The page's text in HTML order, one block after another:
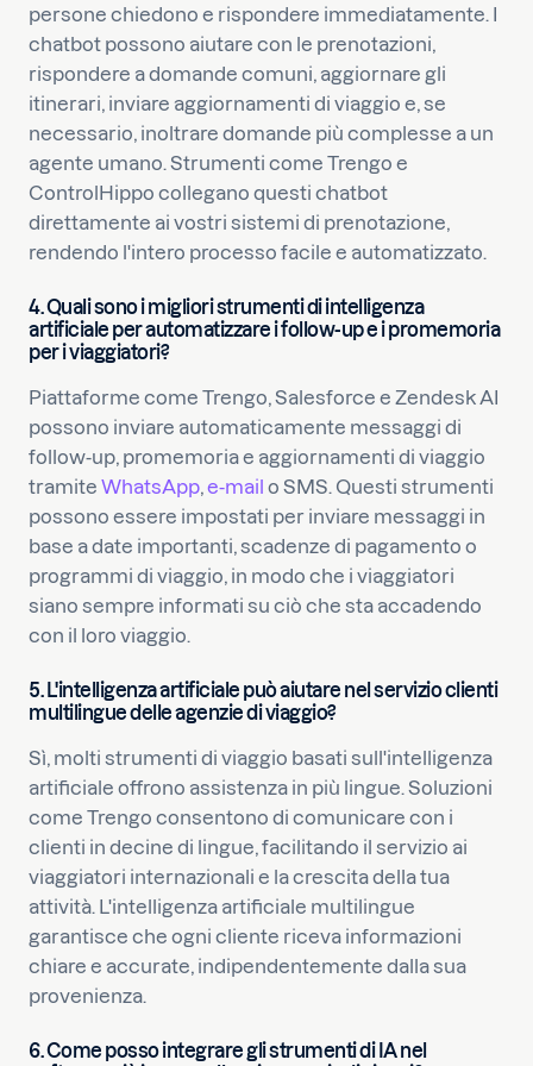
persone chiedono e rispondere immediatamente. I
chatbot possono aiutare con le prenotazioni,
rispondere a domande comuni, aggiornare gli
itinerari, inviare aggiornamenti di viaggio e, se
necessario, inoltrare domande più complesse a un
agente umano. Strumenti come Trengo e
ControlHippo collegano questi chatbot
direttamente ai vostri sistemi di prenotazione,
rendendo l'intero processo facile e automatizzato.
4. Quali sono i migliori strumenti di intelligenza
artificiale per automatizzare i follow-up e i promemoria
per i viaggiatori?
Piattaforme come Trengo, Salesforce e Zendesk AI
possono inviare automaticamente messaggi di
follow-up, promemoria e aggiornamenti di viaggio
tramite WhatsApp,e-mail o SMS. Questi strumenti
possono essere impostati per inviare messaggi in
base a date importanti, scadenze di pagamento o
programmi di viaggio, in modo che i viaggiatori
siano sempre informati su ciò che sta accadendo
con il loro viaggio.
5. L'intelligenza artificiale può aiutare nel servizio clienti
multilingue delle agenzie di viaggio?
Sì, molti strumenti di viaggio basati sull'intelligenza
artificiale offrono assistenza in più lingue. Soluzioni
come Trengo consentono di comunicare con i
clienti in decine di lingue, facilitando il servizio ai
viaggiatori internazionali e la crescita della tua
attività. L'intelligenza artificiale multilingue
garantisce che ogni cliente riceva informazioni
chiare e accurate, indipendentemente dalla sua
provenienza.
6. Come posso integrare gli strumenti di IA nel